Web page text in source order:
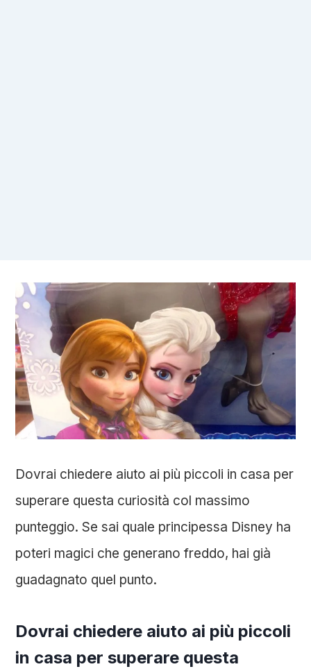
Dovrai chiedere aiuto ai più piccoli in casa per
superare questa curiosità col massimo
punteggio. Se sai quale principessa Disney ha
poteri magici che generano freddo, hai già
guadagnato quel punto.
Dovrai chiedere aiuto ai più piccoli
in casa per superare questa